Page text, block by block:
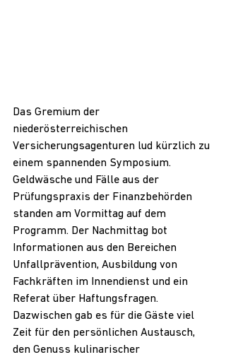
Das Gremium der
niederösterreichischen
Versicherungsagenturen lud kürzlich zu
einem spannenden Symposium.
Geldwäsche und Fälle aus der
Prüfungspraxis der Finanzbehörden
standen am Vormittag auf dem
Programm. Der Nachmittag bot
Informationen aus den Bereichen
Unfallprävention, Ausbildung von
Fachkräften im Innendienst und ein
Referat über Haftungsfragen.
Dazwischen gab es für die Gäste viel
Zeit für den persönlichen Austausch,
den Genuss kulinarischer